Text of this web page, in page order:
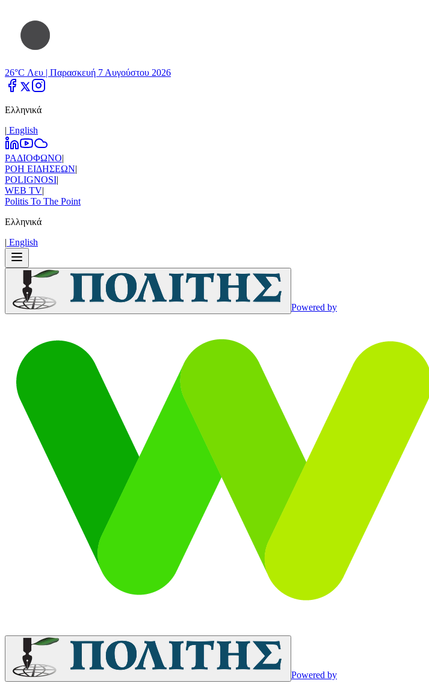
26°C Λευ | Παρασκευή 7 Αυγούστου 2026
Ελληνικά
| Εnglish
ΡΑΔΙΟΦΩΝΟ|
ΡΟΗ ΕΙΔΗΣΕΩΝ|
POLIGNOSI|
WEB TV|
Politis To The Point
Ελληνικά
| Εnglish
Powered by
Powered by